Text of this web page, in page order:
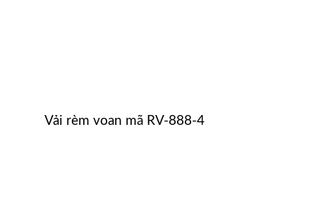
Vải rèm voan mã RV-888-4